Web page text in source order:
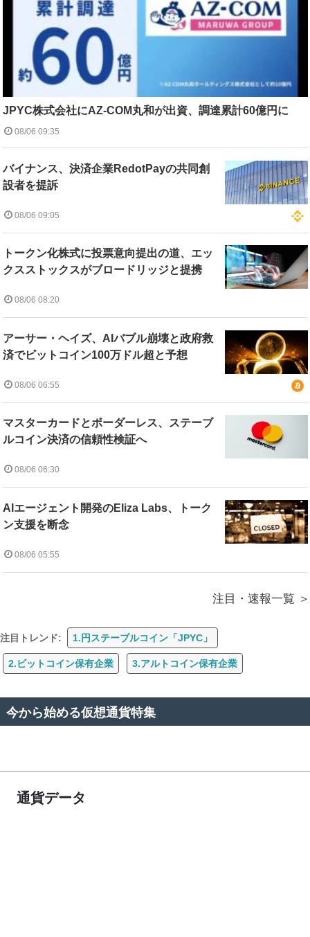
JPYC株式会社にAZ-COM丸和が出資、調達累計60億円に
08/06 09:35
バイナンス、決済企業RedotPayの共同創
設者を提訴
08/06 09:05
トークン化株式に投票意向提出の道、エッ
クスストックスがブロードリッジと提携
08/06 08:20
アーサー・ヘイズ、AIバブル崩壊と政府救
済でビットコイン100万ドル超と予想
08/06 06:55
マスターカードとボーダーレス、ステーブ
ルコイン決済の信頼性検証へ
08/06 06:30
AIエージェント開発のEliza Labs、トーク
ン支援を断念
08/06 05:55
注目・速報一覧
注目トレンド: 1.円ステーブルコイン「JPYC」
2.ビットコイン保有企業 3.アルトコイン保有企業
今から始める仮想通貨特集
通貨データ